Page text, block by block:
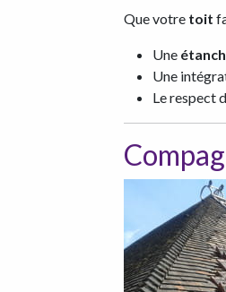
Que votre toit
Une
Une
Le respect